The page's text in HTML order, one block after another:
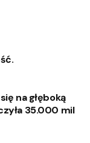
na głęboką
35.000 mil